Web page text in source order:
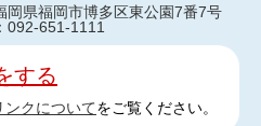
岡県福岡市博多区東公園7番7号
092-651-1111
する
ンクについてをご覧ください。